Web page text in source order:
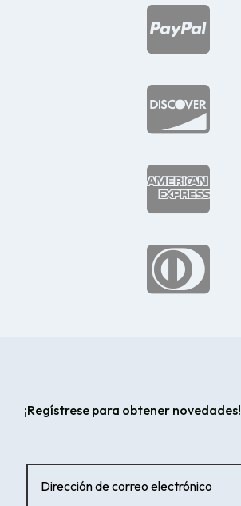




¡Regístrese para obtener novedades!